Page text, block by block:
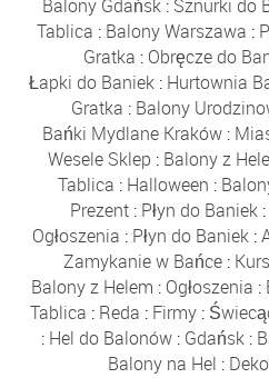
Balony Gdańsk : Sznurki do
Tablica : Balony Warszawa :
Gratka : Obręcze do
Łapki do Baniek: Hurtownia
Gratka : Balony
Bańki Mydlane Kraków :
Wesele Sklep : Balony z
Tablica : Halloween :
Prezent : Płyn do Baniek :
Ogłoszenia : Płyn do Baniek :
Zamykanie w Bańce :
Balony z Helem : Ogłoszenia :
Tablica : Reda : Firmy:
: Hel do Balonów: Gdańsk:
Balony na Hel :